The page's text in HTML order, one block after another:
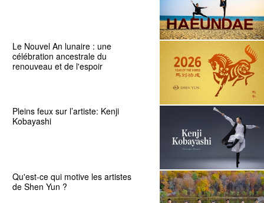
Le Nouvel An lunaire : une
célébration ancestrale du
renouveau et de l'espoir
Pleins feux sur l’artiste: Kenji
Kobayashi
Qu'est-ce qui motive les artistes
de Shen Yun ?